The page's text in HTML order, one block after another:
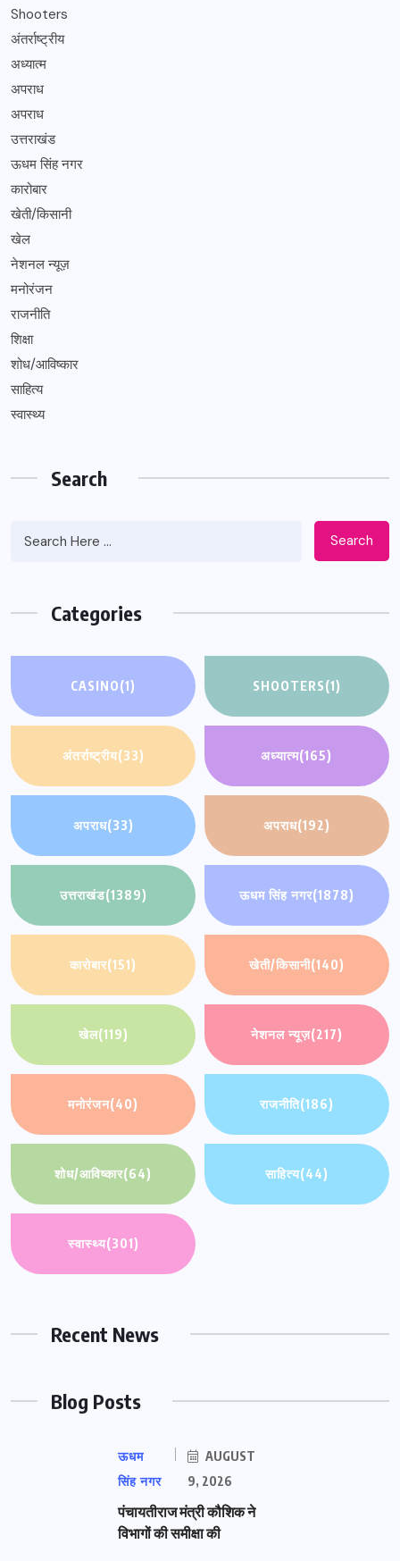
Shooters
अंतर्राष्ट्रीय
अध्यात्म
अपराध
अपराध
उत्तराखंड
ऊधम सिंह नगर
कारोबार
खेती/किसानी
खेल
नेशनल न्यूज़
मनोरंजन
राजनीति
शिक्षा
शोध/आविष्कार
साहित्य
स्वास्थ्य
Search
Search
Categories
CASINO(1) SHOOTERS(1)
अंतर्राष्ट्रीय(33) अध्यात्म(165)
अपराध(33) अपराध(192)
उत्तराखंड(1389) ऊधम सिंह नगर(1878)
कारोबार(151) खेती/किसानी(140)
खेल(119) नेशनल न्यूज़(217)
मनोरंजन(40) राजनीति(186)
शोध/आविष्कार(64) साहित्य(44)
स्वास्थ्य(301)
Recent News
Blog Posts
ऊधम
सिंह नगर
AUGUST
9, 2026
पंचायतीराज मंत्री कौशिक ने
विभागों की समीक्षा की